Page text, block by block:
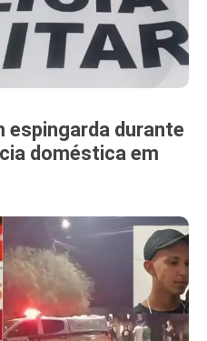
espingarda durante
doméstica em